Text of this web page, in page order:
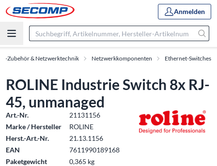
Anmelden
IT-Zubehör & Netzwerktechnik Netzwerkkomponenten Ethernet-Switches
ROLINE Industrie Switch 8x RJ-
45, unmanaged
Art.-Nr.
21131156
Marke / Hersteller
ROLINE
Herst.-Art.-Nr.
21.13.1156
EAN
7611990189168
Paketgewicht
0,365 kg